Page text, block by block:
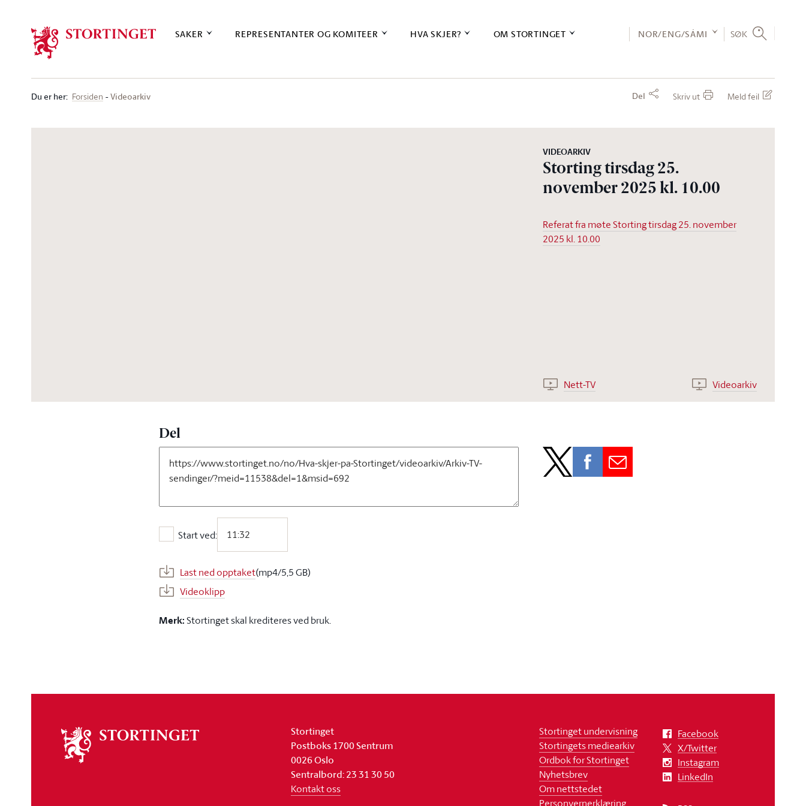
SAKER REPRESENTANTER OG KOMITEER HVA SKJER? OM STORTINGET NOR/ENG/SÁMI SØK
Du er her: Forsiden Videoarkiv Del Skriv ut Meld feil
VIDEOARKIV
Storting tirsdag 25.
november 2025 kl. 10.00
Referat fra møte Storting tirsdag 25. november
2025 kl. 10.00
Nett-TV Videoarkiv
Del
Start ved:
Start ved:
Last ned opptaket(mp4/5,5 GB)
Videoklipp
Merk:Stortinget skal krediteres ved bruk.
stortinget
Stortinget
Postboks 1700 Sentrum
0026 Oslo
Sentralbord: 23 31 30 50
Kontakt oss
Stortinget undervisning
Stortingets mediearkiv
Ordbok for Stortinget
Nyhetsbrev
Om nettstedet
Personvernerklæring
Facebook
X/Twitter
Instagram
LinkedIn